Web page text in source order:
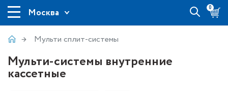
Москва 0
Мульти сплит-системы
Мульти-системы внутренние
кассетные